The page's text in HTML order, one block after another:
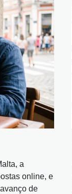
a
online, e
de